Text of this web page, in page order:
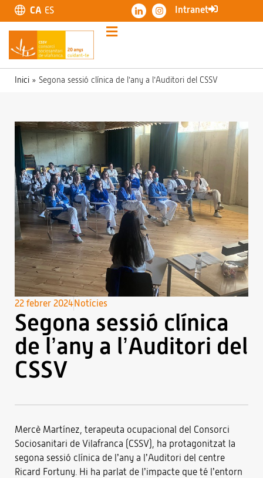
CA ES Intranet
Inici » Segona sessió clínica de l’any a l’Auditori del CSSV
22 febrer 2024Notícies
Segona sessió clínica
de l’any a l’Auditori del
CSSV
Mercè Martínez, terapeuta ocupacional del Consorci
Sociosanitari de Vilafranca (CSSV), ha protagonitzat la
segona sessió clínica de l’any a l’Auditori del centre
Ricard Fortuny. Hi ha parlat de l’impacte que té l’entorn